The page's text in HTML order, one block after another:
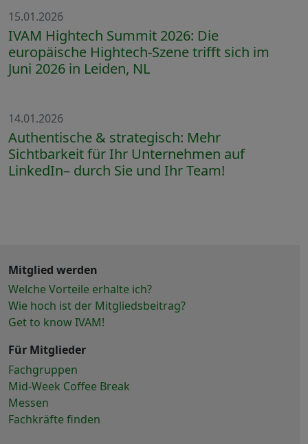
15.01.2026
IVAM Hightech Summit 2026: Die
europäische Hightech-Szene trifft sich im
Juni 2026 in Leiden, NL
14.01.2026
Authentische & strategisch: Mehr
Sichtbarkeit für Ihr Unternehmen auf
LinkedIn– durch Sie und Ihr Team!
Mitglied werden
Welche Vorteile erhalte ich?
Wie hoch ist der Mitgliedsbeitrag?
Get to know IVAM!
Für Mitglieder
Fachgruppen
Mid-Week Coffee Break
Messen
Fachkräfte finden